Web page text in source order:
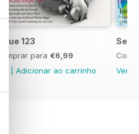
Issue 123
Comprar para €6,99
Adicionar ao carrinho
Ver